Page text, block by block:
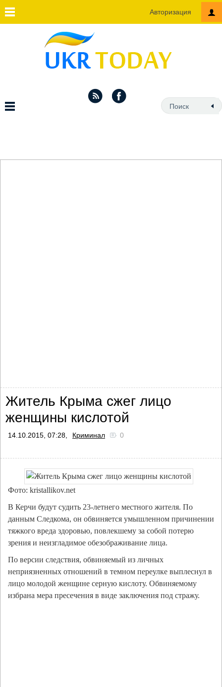
Авторизация
Житель Крыма сжег лицо
женщины кислотой
14.10.2015, 07:28, Криминал 0
Фото: kristallikov.net
В Керчи будут судить 23-летнего местного жителя. По
данным Следкома, он обвиняется умышленном причинении
тяжкого вреда здоровью, повлекшему за собой потерю
зрения и неизгладимое обезображивание лица.
По версии следствия, обвиняемый из личных
неприязненных отношений в темном переулке выплеснул в
лицо молодой женщине серную кислоту. Обвиняемому
избрана мера пресечения в виде заключения под стражу.